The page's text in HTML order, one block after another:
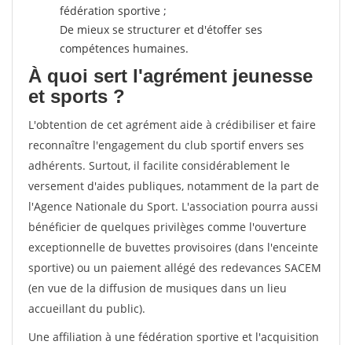
fédération sportive ;
De mieux se structurer et d'étoffer ses
compétences humaines.
À quoi sert l'agrément jeunesse
et sports ?
L'obtention de cet agrément aide à crédibiliser et faire
reconnaître l'engagement du club sportif envers ses
adhérents. Surtout, il facilite considérablement le
versement d'aides publiques, notamment de la part de
l'Agence Nationale du Sport. L'association pourra aussi
bénéficier de quelques privilèges comme l'ouverture
exceptionnelle de buvettes provisoires (dans l'enceinte
sportive) ou un paiement allégé des redevances SACEM
(en vue de la diffusion de musiques dans un lieu
accueillant du public).
Une affiliation à une fédération sportive et l'acquisition